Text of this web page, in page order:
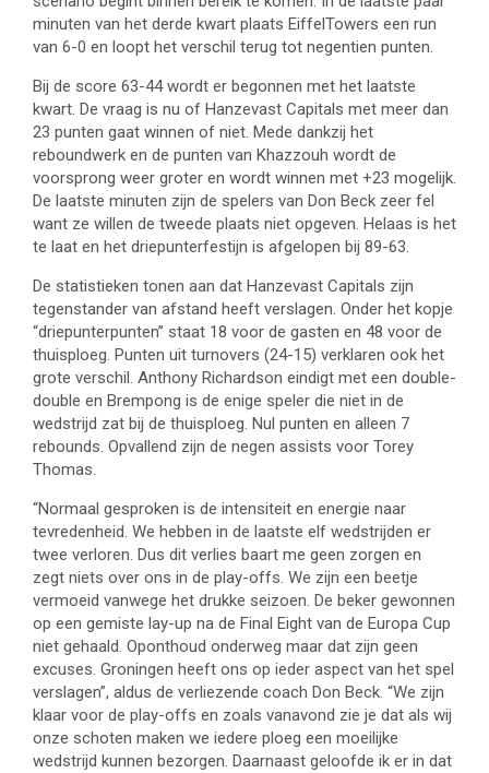
minuten van het derde kwart plaats EiffelTowers een run
van 6-0 en loopt het verschil terug tot negentien punten.
Bij de score 63-44 wordt er begonnen met het laatste
kwart. De vraag is nu of Hanzevast Capitals met meer dan
23 punten gaat winnen of niet. Mede dankzij het
reboundwerk en de punten van Khazzouh wordt de
voorsprong weer groter en wordt winnen met +23 mogelijk.
De laatste minuten zijn de spelers van Don Beck zeer fel
want ze willen de tweede plaats niet opgeven. Helaas is het
te laat en het driepunterfestijn is afgelopen bij 89-63.
De statistieken tonen aan dat Hanzevast Capitals zijn
tegenstander van afstand heeft verslagen. Onder het kopje
“driepunterpunten” staat 18 voor de gasten en 48 voor de
thuisploeg. Punten uit turnovers (24-15) verklaren ook het
grote verschil. Anthony Richardson eindigt met een double-
double en Brempong is de enige speler die niet in de
wedstrijd zat bij de thuisploeg. Nul punten en alleen 7
rebounds. Opvallend zijn de negen assists voor Torey
Thomas.
“Normaal gesproken is de intensiteit en energie naar
tevredenheid. We hebben in de laatste elf wedstrijden er
twee verloren. Dus dit verlies baart me geen zorgen en
zegt niets over ons in de play-offs. We zijn een beetje
vermoeid vanwege het drukke seizoen. De beker gewonnen
op een gemiste lay-up na de Final Eight van de Europa Cup
niet gehaald. Oponthoud onderweg maar dat zijn geen
excuses. Groningen heeft ons op ieder aspect van het spel
verslagen”, aldus de verliezende coach Don Beck. “We zijn
klaar voor de play-offs en zoals vanavond zie je dat als wij
onze schoten maken we iedere ploeg een moeilijke
wedstrijd kunnen bezorgen. Daarnaast geloofde ik er in dat